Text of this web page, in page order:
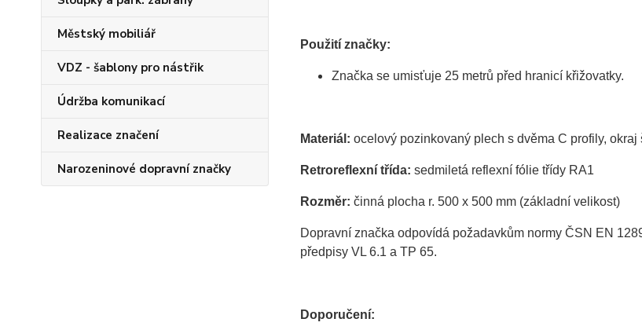
Městský mobiliář
VDZ - šablony pro nástřik
Údržba komunikací
Realizace značení
Narozeninové dopravní značky
Použití značky:
Značka se umisťuje 25 metrů před hranicí křižovatky.
Materiál: ocelový pozinkovaný plech s dvěma C profily, okraj
Retroreflexní třída: sedmiletá reflexní fólie třídy RA1
Rozměr: činná plocha r. 500 x 500 mm (základní velikost)
Dopravní značka odpovídá požadavkům normy ČSN EN
předpisy VL 6.1 a TP 65.
Doporučení: